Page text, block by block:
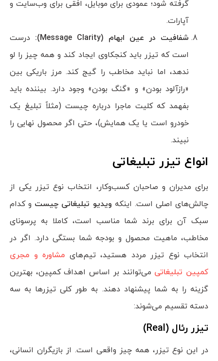
گرفته شود؛ عمودی برای موبایل، افقی برای وب‌سایت و
آپارات.
شفافیت در عین ابهام (Message Clarity
): درست
است که تیزر باید کنجکاوی ایجاد کند و همه چیز را لو
ندهد، اما نباید مخاطب را گیج کند. مرز باریکی بین
«رازآلود بودن» و «گنگ بودن» وجود دارد. بیننده باید
بفهمد که کلیت ماجرا درباره چیست (مثلاً تبلیغ یک
خودرو است یا یک همایش)، حتی اگر محصول نهایی را
نبیند.
انواع تیزر تبلیغاتی
برای مدیران و صاحبان کسب‌وکار، انتخاب نوع تیزر یکی از
چالش‌های اصلی است. اینکه ویدیو تبلیغاتی چیست و کدام
سبک آن برای برند شما مناسب است، کاملا به پرسونای
مخاطب، ماهیت محصول و بودجه شما بستگی دارد. اگر در
انتخاب نوع تیزر مردد هستید، تیم‌های مشاوره و مجری
کمپین تبلیغاتی می‌توانند بر اساس اهداف کمپین، بهترین
گزینه را به شما پیشنهاد دهند. به طور کلی تیزرها به سه
دسته تقسیم می‌شوند:
تیزر رئال (Real
)
در این نوع تیزر، همه چیز واقعی است. از بازیگران انسانی،